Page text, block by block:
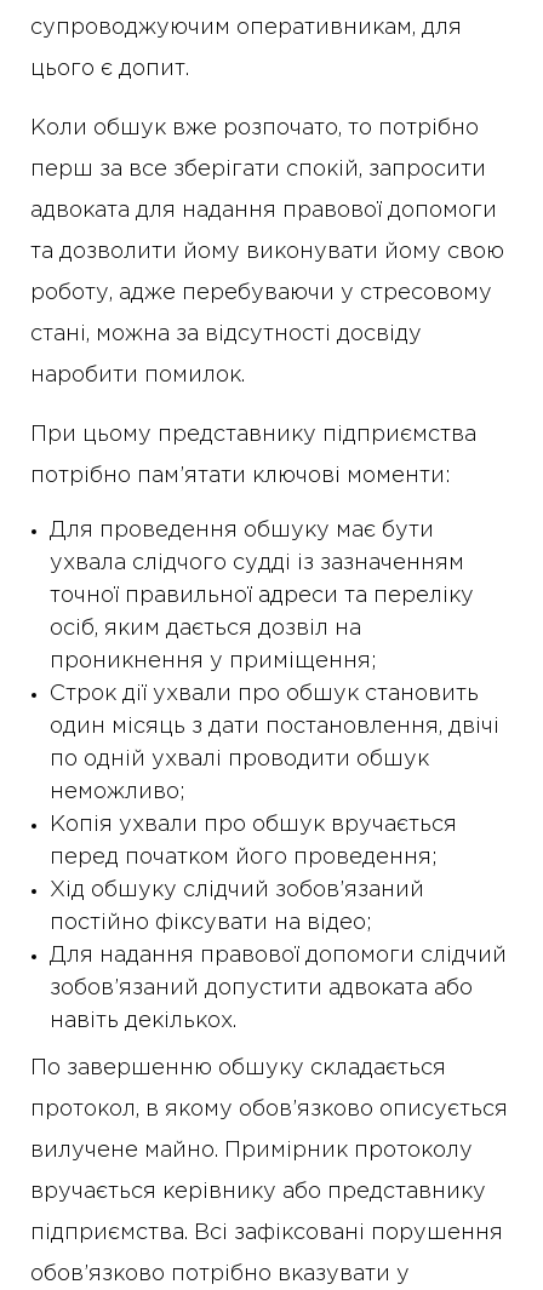
супроводжуючим оперативникам, для
цього є допит.
Коли обшук вже розпочато, то потрібно
перш за все зберігати спокій, запросити
адвоката для надання правової допомоги
та дозволити йому виконувати йому свою
роботу, адже перебуваючи у стресовому
стані, можна за відсутності досвіду
наробити помилок.
При цьому представнику підприємства
потрібно пам’ятати ключові моменти:
Для проведення обшуку має бути
ухвала слідчого судді із зазначенням
точної правильної адреси та переліку
осіб, яким дається дозвіл на
проникнення у приміщення;
Строк дії ухвали про обшук становить
один місяць з дати постановлення, двічі
по одній ухвалі проводити обшук
неможливо;
Копія ухвали про обшук вручається
перед початком його проведення;
Хід обшуку слідчий зобов’язаний
постійно фіксувати на відео;
Для надання правової допомоги слідчий
зобов’язаний допустити адвоката або
навіть декількох.
По завершенню обшуку складається
протокол, в якому обов’язково описується
вилучене майно. Примірник протоколу
вручається керівнику або представнику
підприємства. Всі зафіксовані порушення
обов’язково потрібно вказувати у